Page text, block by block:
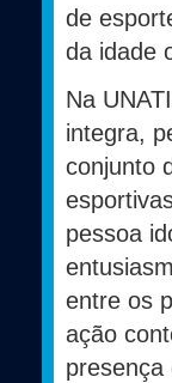
de
da idade
Na
integra,
conjunto
pessoa
entre os
ação
presença